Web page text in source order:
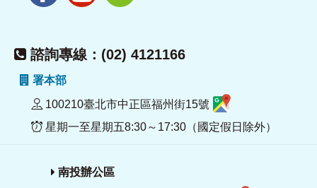
諮詢專線：(02) 4121166
署本部
100210臺北市中正區福州街15號
星期一至星期五8:30～17:30（國定假日除外）
南投辦公區